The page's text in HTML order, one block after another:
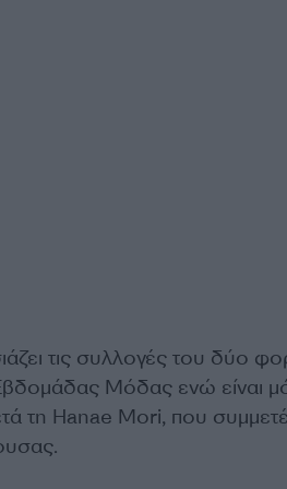
τις συλλογές του δύο
Μόδας ενώ είναι
τη Hanae Mori, που